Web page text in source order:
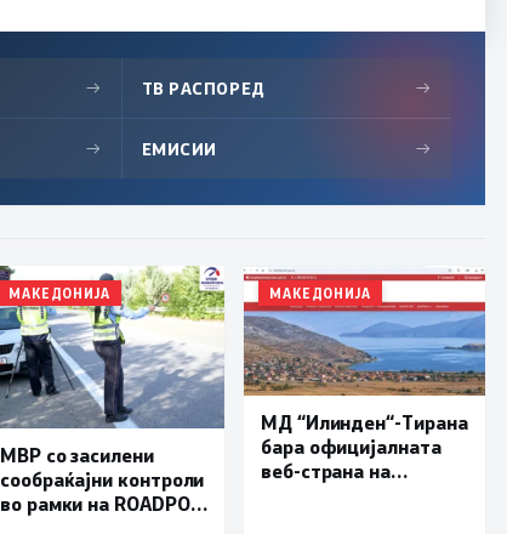
→ ТВ РАСПОРЕД →
→ ЕМИСИИ →
МАКЕДОНИЈА
МВР со засилени
сообраќајни контроли
во рамки на ROADPOL:
МАКЕДОНИЈА
МД “Илинден“-Тирана
бара официјалната
веб-страна на